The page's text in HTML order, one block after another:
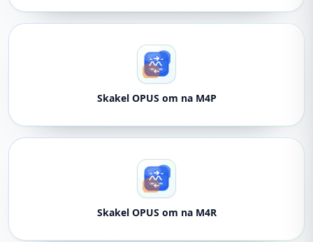
Skakel OPUS om na M4P
Skakel OPUS om na M4R